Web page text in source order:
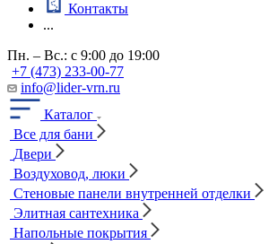
Контакты
...
Пн. – Вс.: с 9:00 до 19:00
+7 (473) 233-00-77
info@lider-vrn.ru
Каталог
Все для бани
Двери
Воздуховод, люки
Стеновые панели внутренней отделки
Элитная сантехника
Напольные покрытия